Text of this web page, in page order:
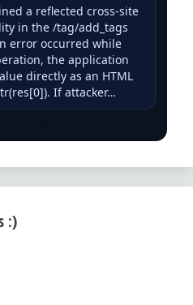
a reflected cross-site
in the /tag/add_tags
error occurred while
the application
directly as an HTML
If attacker…
:)